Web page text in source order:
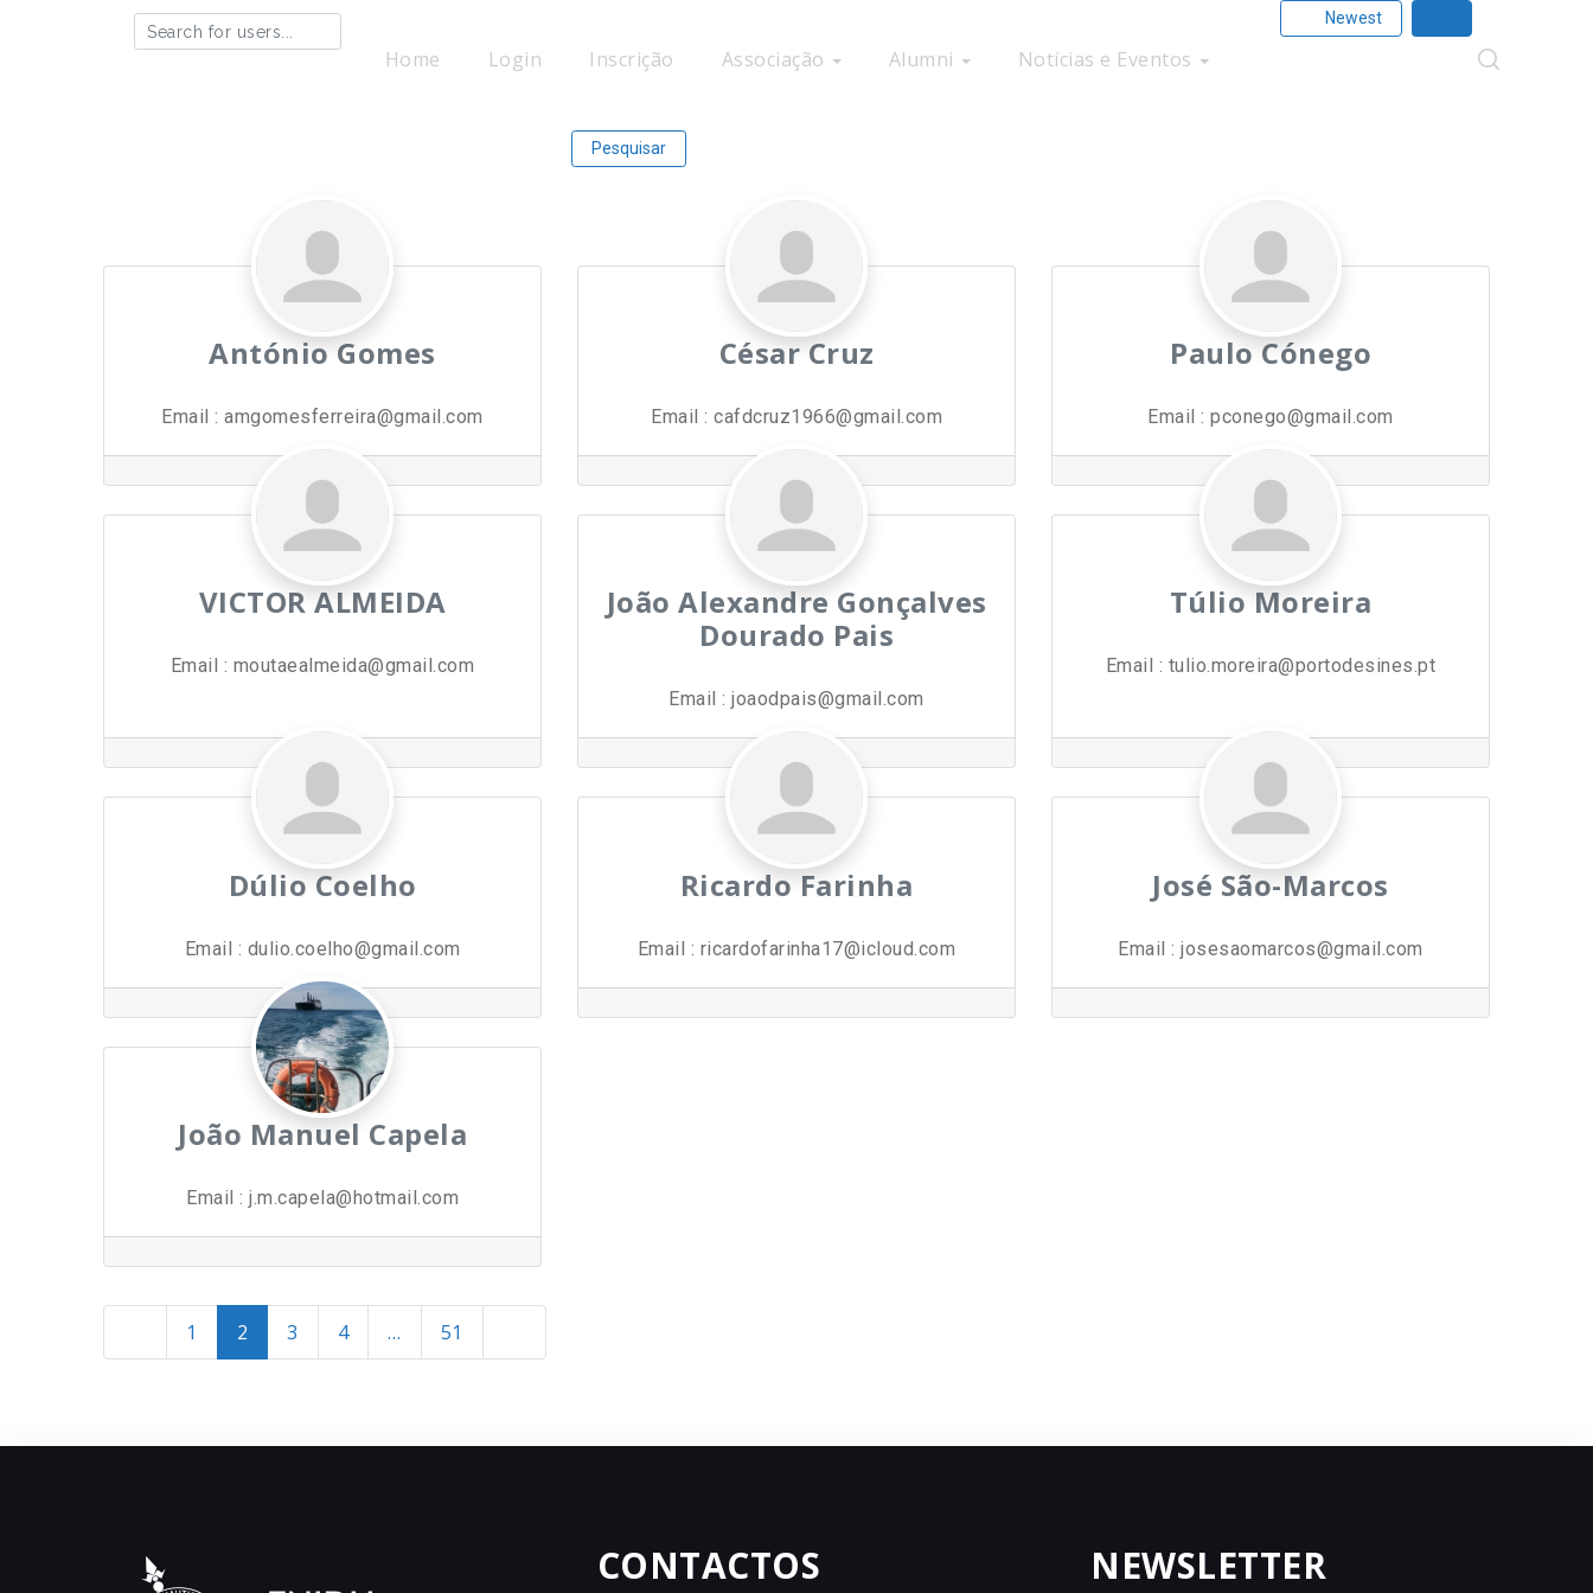
Home Login Inscrição Associação Alumni Notícias e Eventos
Search for users...
Search for users...
Pesquisar
Newest
António Gomes
Email: amgomesferreira@gmail.com
César Cruz
Email : cafdcruz1966@gmail.com
Paulo Cónego
Email: pconego@gmail.com
VICTOR ALMEIDA
Email : moutaealmeida@gmail.com
João Alexandre Gonçalves
Dourado Pais
Email: joaodpais@gmail.com
Túlio Moreira
Email : tulio.moreira@portodesines.pt
Dúlio Coelho
Email : dulio.coelho@gmail.com
Ricardo Farinha
Email : ricardofarinha17@icloud.com
José São-Marcos
Email: josesaomarcos@gmail.com
João Manuel Capela
Email : j.m.capela@hotmail.com
Newer posts
1 2 3 4 … 51
CONTACTOS NEWSLETTER